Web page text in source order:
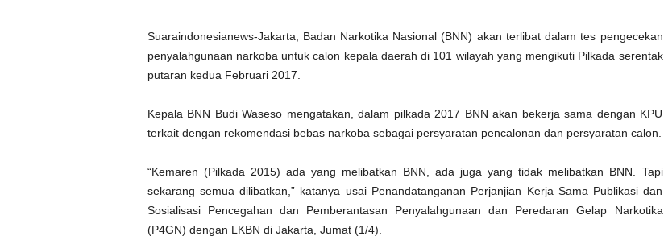
Suaraindonesianews-Jakarta, Badan Narkotika Nasional (BNN) akan terlibat dalam tes pengecekan
penyalahgunaan narkoba untuk calon kepala daerah di 101 wilayah yang mengikuti Pilkada serentak
putaran kedua Februari 2017.
Kepala BNN Budi Waseso mengatakan, dalam pilkada 2017 BNN akan bekerja sama dengan KPU
terkait dengan rekomendasi bebas narkoba sebagai persyaratan pencalonan dan persyaratan calon.
“Kemaren (Pilkada 2015) ada yang melibatkan BNN, ada juga yang tidak melibatkan BNN. Tapi
sekarang semua dilibatkan,” katanya usai Penandatanganan Perjanjian Kerja Sama Publikasi dan
Sosialisasi Pencegahan dan Pemberantasan Penyalahgunaan dan Peredaran Gelap Narkotika
(P4GN) dengan LKBN di Jakarta, Jumat (1/4).